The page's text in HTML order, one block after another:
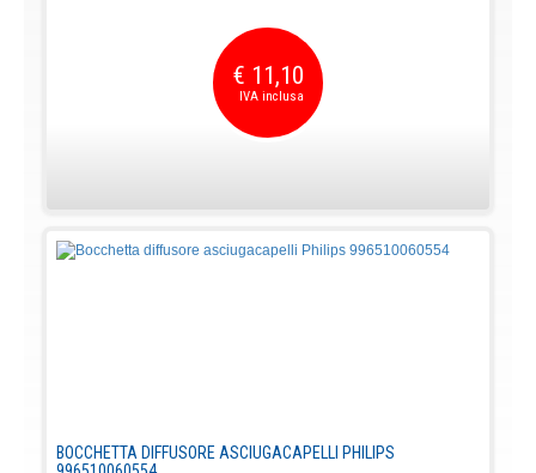
€ 11,10
BOCCHETTA DIFFUSORE ASCIUGACAPELLI PHILIPS